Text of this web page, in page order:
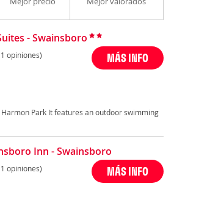
- Swainsboro
opiniones) MÁS INFO
Park It features an outdoor swimming
Inn - Swainsboro
opiniones) MÁS INFO